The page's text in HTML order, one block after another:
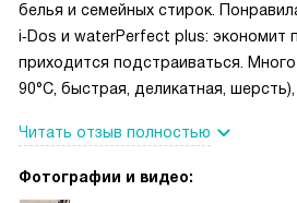
белья и семейных стирок.
i‑Dos и waterPerfect plus: экономит
приходится подстраиваться.
90°C, быстрая, деликатная,
мешает. Есть AquaStop, контроль
блокировка от детей, свет в
Читать отзыв полностью
Фотографии и видео: